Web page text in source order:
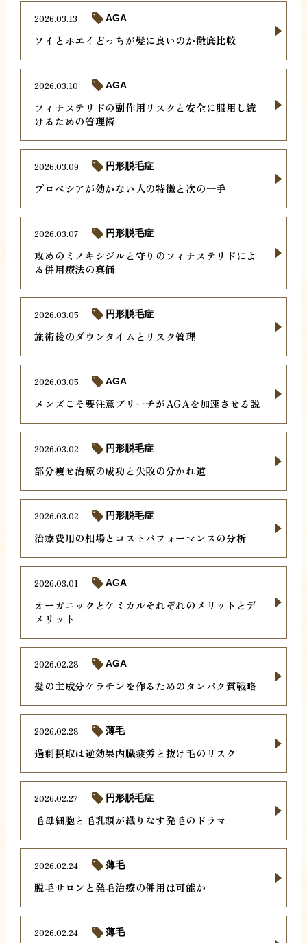
ソイとホエイどっちが髪に良いのか徹底比較
2026.03.13 AGA
フィナステリドの副作用リスクと安全に服用し続
けるための管理術
2026.03.10 AGA
プロペシアが効かない人の特徴と次の一手
2026.03.09 円形脱毛症
攻めのミノキシジルと守りのフィナステリドによ
る併用療法の真価
2026.03.07 円形脱毛症
施術後のダウンタイムとリスク管理
2026.03.05 円形脱毛症
メンズこそ要注意ブリーチがAGAを加速させる説
2026.03.05 AGA
部分痩せ治療の成功と失敗の分かれ道
2026.03.02 円形脱毛症
治療費用の相場とコストパフォーマンスの分析
2026.03.02 円形脱毛症
オーガニックとケミカルそれぞれのメリットとデ
メリット
2026.03.01 AGA
髪の主成分ケラチンを作るためのタンパク質戦略
2026.02.28 AGA
過剰摂取は逆効果内臓疲労と抜け毛のリスク
2026.02.28 薄毛
毛母細胞と毛乳頭が織りなす発毛のドラマ
2026.02.27 円形脱毛症
脱毛サロンと発毛治療の併用は可能か
2026.02.24 薄毛
2026.02.24 薄毛